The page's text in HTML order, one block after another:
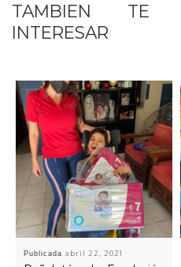
TAMBIEN TE
INTERESAR
Publicadaabril 22, 2021